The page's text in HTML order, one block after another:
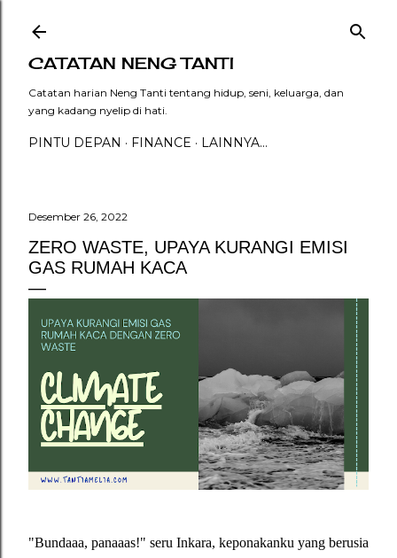
CATATAN NENG TANTI
Catatan harian Neng Tanti tentang hidup, seni, keluarga, dan
yang kadang nyelip di hati.
PINTU DEPAN FINANCE LAINNYA…
Desember 26, 2022
ZERO WASTE, UPAYA KURANGI EMISI
GAS RUMAH KACA
"Bundaaa, panaaas!" seru Inkara, keponakanku yang berusia